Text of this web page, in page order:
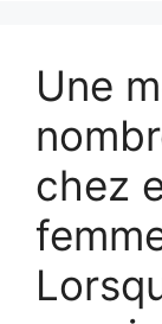
Une
chez